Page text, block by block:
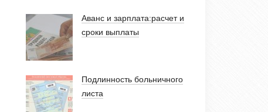
Аванс и зарплата:расчет и
сроки выплаты
Подлинность больничного
листа